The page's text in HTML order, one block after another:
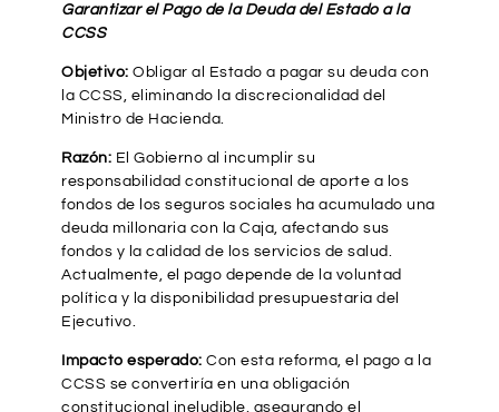
Garantizar el Pago de la Deuda del Estado a la
CCSS
Objetivo: Obligar al Estado a pagar su deuda con
la CCSS, eliminando la discrecionalidad del
Ministro de Hacienda.
Razón: El Gobierno al incumplir su
responsabilidad constitucional de aporte a los
fondos de los seguros sociales ha acumulado una
deuda millonaria con la Caja, afectando sus
fondos y la calidad de los servicios de salud.
Actualmente, el pago depende de la voluntad
política y la disponibilidad presupuestaria del
Ejecutivo.
Impacto esperado: Con esta reforma, el pago a la
CCSS se convertiría en una obligación
constitucional ineludible, asegurando el